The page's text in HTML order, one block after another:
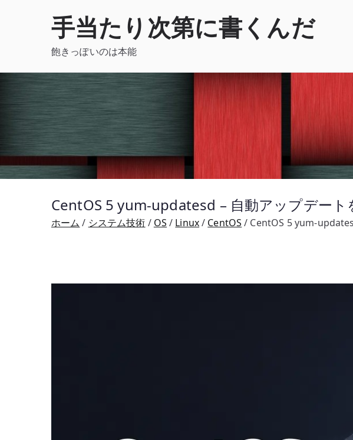
手当たり次第に書くんだ
飽きっぽいのは本能
CentOS 5 yum-updatesd – 自動アップデート
ホーム システム技術 OS Linux CentOS CentOS 5 yum-